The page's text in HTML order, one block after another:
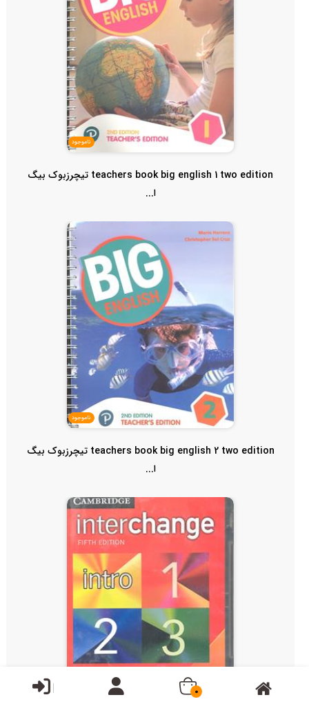
ناموجود
teachers book big english 1 two edition تیچرزبوک بیگ
ا...
ناموجود
teachers book big english 2 two edition تیچرزبوک بیگ
ا...
0